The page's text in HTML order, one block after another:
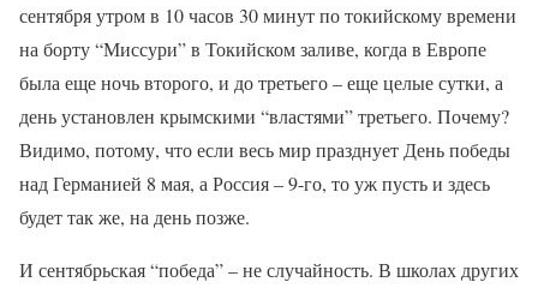
сентября утром в 10 часов 30 минут по токийскому времени
на борту “Миссури” в Токийском заливе, когда в Европе
была еще ночь второго, и до третьего – еще целые сутки, а
день установлен крымскими “властями” третьего. Почему?
Видимо, потому, что если весь мир празднует День победы
над Германией 8 мая, а Россия – 9-го, то уж пусть и здесь
будет так же, на день позже.
И сентябрьская “победа” – не случайность. В школах других